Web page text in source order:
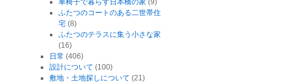
車椅子で暮らす日本橋の家 (9)
ふたつのコートのある二世帯住
宅 (8)
ふたつのテラスに集う小さな家
(16)
日常 (406)
設計について (100)
敷地・土地探しについて (21)